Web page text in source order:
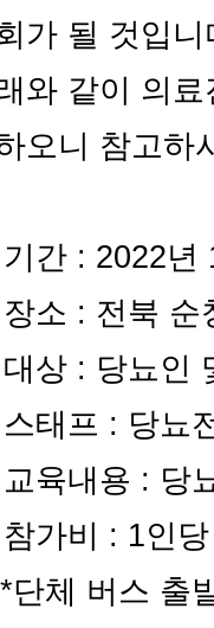
가 될 것입니
와 같이 의
오니 참고하
기간 : 2022년
장소 : 전북 순
대상 : 당뇨인
스태프 : 당뇨
교육내용 : 당
참가비 : 1인
단체 버스 출